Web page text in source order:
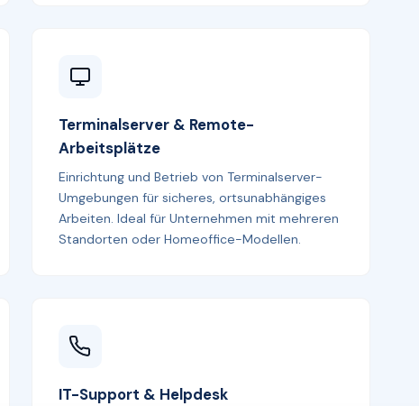
Terminalserver & Remote-
Arbeitsplätze
Einrichtung und Betrieb von Terminalserver-
Umgebungen für sicheres, ortsunabhängiges
Arbeiten. Ideal für Unternehmen mit mehreren
Standorten oder Homeoffice-Modellen.
IT-Support & Helpdesk